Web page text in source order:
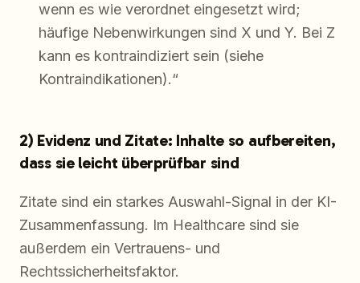
wenn es wie verordnet eingesetzt wird;
häufige Nebenwirkungen sind X und Y. Bei Z
kann es kontraindiziert sein (siehe
Kontraindikationen).“
2) Evidenz und Zitate: Inhalte so aufbereiten,
dass sie leicht überprüfbar sind
Zitate sind ein starkes Auswahl-Signal in der KI-
Zusammenfassung. Im Healthcare sind sie
außerdem ein Vertrauens- und
Rechtssicherheitsfaktor.